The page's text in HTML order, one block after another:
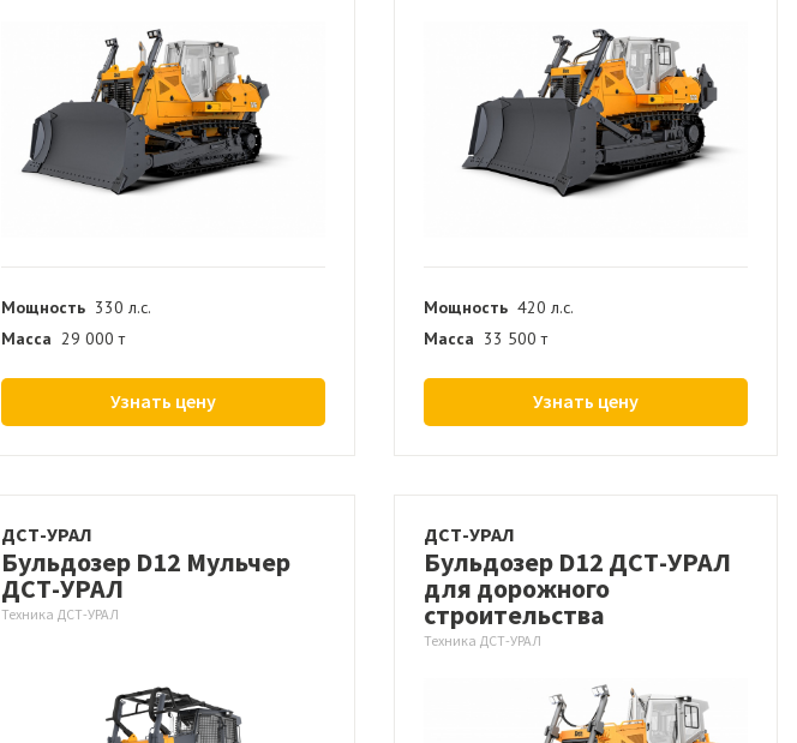
Мощность 330 л.с.
Масса 29 000 т
Узнать цену
Мощность 420 л.с.
Масса 33 500 т
Узнать цену
ДСТ-УРАЛ
Бульдозер D12 Мульчер
ДСТ-УРАЛ
Техника ДСТ-УРАЛ
ДСТ-УРАЛ
Бульдозер D12 ДСТ-УРАЛ
для дорожного
строительства
Техника ДСТ-УРАЛ